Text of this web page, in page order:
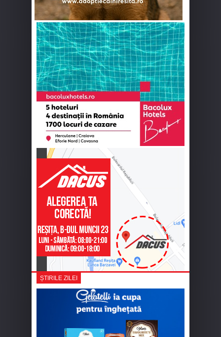
ȘTIRILE ZILEI